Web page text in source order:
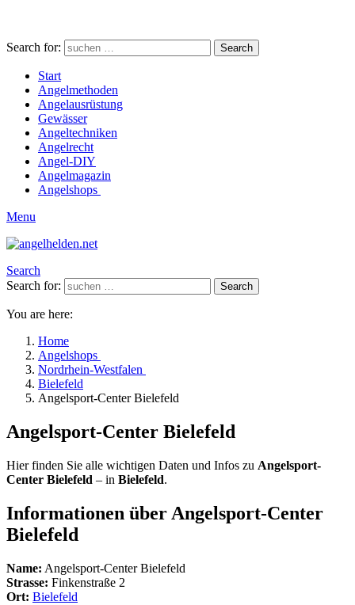
Search for: Search
Start
Angelmethoden
Angelausrüstung
Gewässer
Angeltechniken
Angelrecht
Angel-DIY
Angelmagazin
Angelshops
Menu
Search
Search for:
Search
You are here:
Home
Angelshops
Nordrhein-Westfalen
Bielefeld
Angelsport-Center Bielefeld
Angelsport-Center Bielefeld
Hier finden Sie alle wichtigen Daten und Infos zu Angelsport-
Center Bielefeld – in Bielefeld.
Informationen über Angelsport-Center
Bielefeld
Name: Angelsport-Center Bielefeld
Strasse: Finkenstraße 2
Ort: Bielefeld